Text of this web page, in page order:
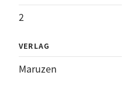
2
VERLAG
Maruzen